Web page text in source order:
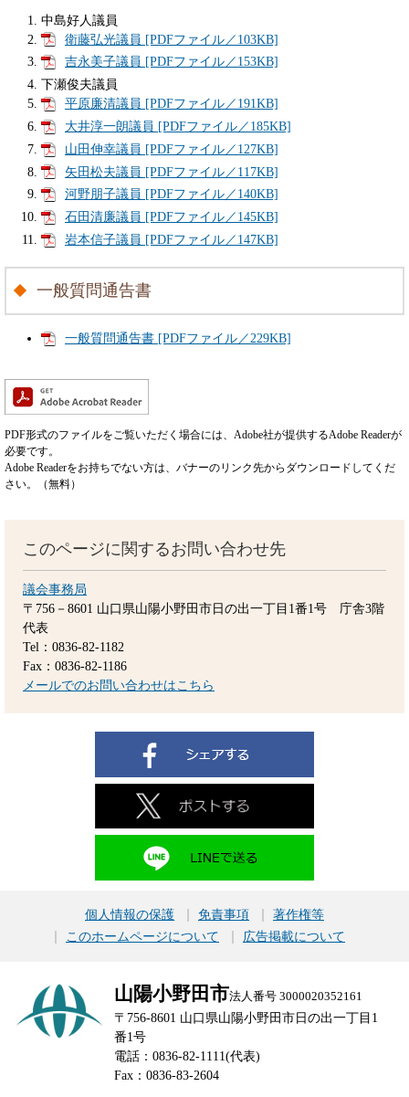
中島好人議員
衛藤弘光議員 [PDFファイル／103KB]
吉永美子議員 [PDFファイル／153KB]
下瀬俊夫議員
平原廉清議員 [PDFファイル／191KB]
大井淳一朗議員 [PDFファイル／185KB]
山田伸幸議員 [PDFファイル／127KB]
矢田松夫議員 [PDFファイル／117KB]
河野朋子議員 [PDFファイル／140KB]
石田清廉議員 [PDFファイル／145KB]
岩本信子議員 [PDFファイル／147KB]
一般質問通告書
一般質問通告書 [PDFファイル／229KB]
PDF形式のファイルをご覧いただく場合には、Adobe社が提供するAdobe Readerが
必要です。
Adobe Readerをお持ちでない方は、バナーのリンク先からダウンロードしてくだ
さい。（無料）
このページに関するお問い合わせ先
議会事務局
〒756－8601 山口県山陽小野田市日の出一丁目1番1号 庁舎3階
代表
Tel：0836-82-1182
Fax：0836-82-1186
メールでのお問い合わせはこちら
個人情報の保護 免責事項
著作権等
このホームページについて
広告掲載について
山陽小野田市法人番号 3000020352161
〒756-8601 山口県山陽小野田市日の出一丁目1
番1号
電話：0836-82-1111(代表)
Fax：0836-83-2604